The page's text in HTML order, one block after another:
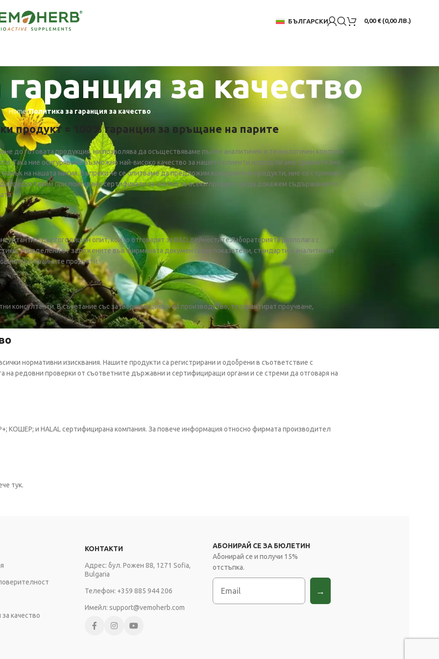
БЪЛГАРСКИ 0,00 € (0,00ЛВ.)
за качество
Home/Политика за гаранция за качество
продукт = 100% гаранция за връщане на парите
до готовата продукция, ни позволява да осъществяваме пълен аналитичен и технологичен контрол
Така ние осигуряваме възможно най-високо качество за нашите клиенти и предлагаме сравнително
камък на нашата мисия. Въпреки че се опитваме да предложим конкурентни продукти, ние се стремим
при поискване сертификати за анализ за всеки продукт, за да докажем съдържанието
с дългогодишен опит, които отговарят за R&D дейностите.Лабораторията разполага с
определени от заложените във фирмената документация показатели, стандарти и аналитични
и крайните продукти.
консултанти. В съчетание със затворения цикъл на производство, те гарантират проучване,
нормативни изисквания. Нашите продукти са регистрирани и одобрени в съответствие с
на редовни проверки от съответните държавни и сертифициращи органи и се стреми да отговаря на
КОШЕР; и HALAL сертифицирана компания. За повече информация относно фирмата производител
тук.
качество
КОНТАКТИ
Адрес: бул. Рожен 88, 1271 Sofia,
Bulgaria
Телефон: +359 885 944 206
Имейл: support@vemoherb.com
АБОНИРАЙ СЕ ЗА БЮЛЕТИН
Абонирай се и получи 15%
отстъпка.
Email
→